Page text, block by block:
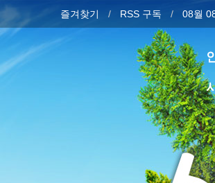
즐겨찾기 RSS 구독 08월